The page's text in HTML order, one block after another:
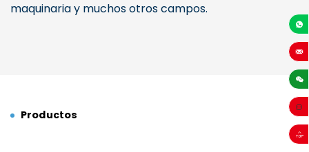
Medio
maquinaria y muchos otros campos.
Productos